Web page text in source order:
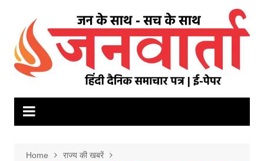
content
Home
राज्य की खबरें